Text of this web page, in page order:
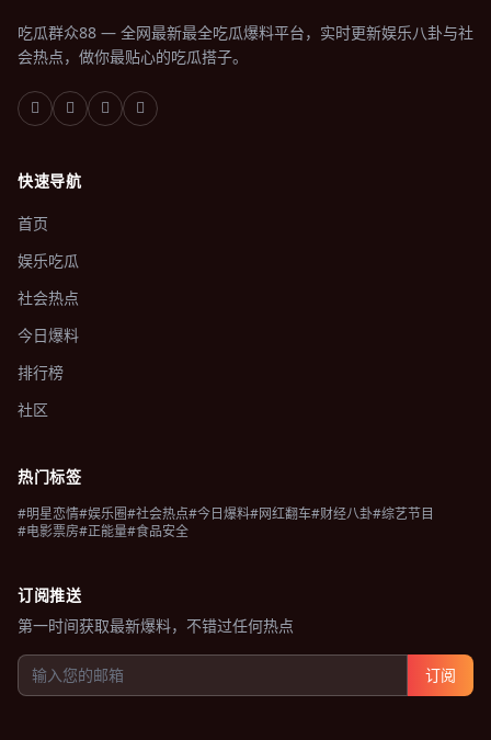
吃瓜群众88 — 全网最新最全吃瓜爆料平台，实时更新娱乐八卦与社
会热点，做你最贴心的吃瓜搭子。
快速导航
首页
娱乐吃瓜
社会热点
今日爆料
排行榜
社区
热门标签
#明星恋情#娱乐圈#社会热点#今日爆料#网红翻车#财经八卦#综艺节目
#电影票房#正能量#食品安全
订阅推送
第一时间获取最新爆料，不错过任何热点
订阅